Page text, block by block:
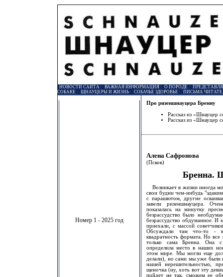
НОВОСТИ САЙТА| ВАЖНАЯ ИНФОРМАЦИЯ| О ПОРОДЕ
СОБАКЕ
ЩНАУЦЕРЫ И ЖИЗНЬ| СОБАЧЬЕ ЗДОРОВЬЕ ПИСЬМА
Номер 1 - 2025 год
Про ризеншнауцера Бренну
Рассказ из «Шнауцер
Рассказ из «Шнауцер
Алена Сафронова
(Псков)
Бренна.
Возникает в жизни иногда
свои будни чем-нибудь
с парашютом, другие
завели ризеншнауцера.
показалась на минутку
безрассудство было
безрассудство обдуманное.
приехали, с массой
Обсуждали там что-то -
квадратность формата. Но
только сама Бренна. Она
определила место в наших
этом мире. Мы могли еще
делали), но сами мы уже были
нашей нерешительностью,
щеночка (ну, хоть вот эту
пойдет не так, сможем ее